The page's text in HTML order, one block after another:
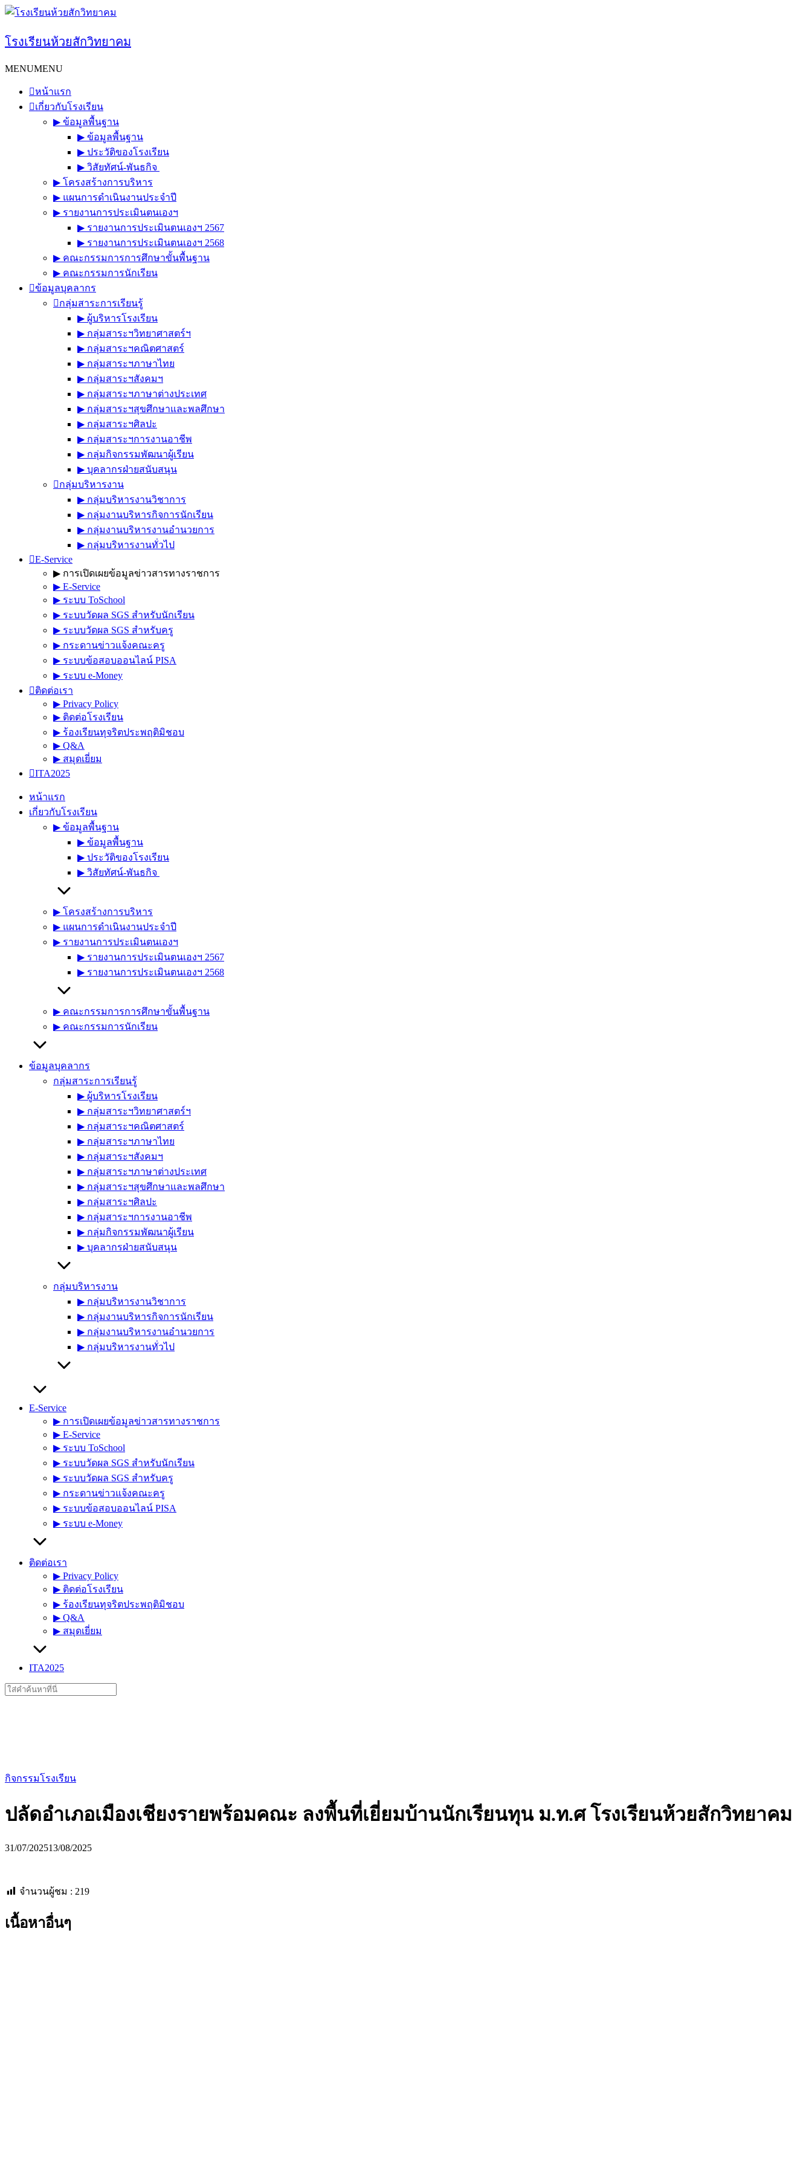
Skip
โรงเรียนห้วยสักวิทยาคม
MENUMENU
หน้าแรก
เกี่ยวกับโรงเรียน
▶︎ ข้อมูลพื้นฐาน
▶︎ ข้อมูลพื้นฐาน
▶︎ ประวัติของโรงเรียน
▶︎ วิสัยทัศน์-พันธกิจ
▶︎ โครงสร้างการบริหาร
▶︎ แผนการดำเนินงานประจำปี
▶︎ รายงานการประเมินตนเองฯ
▶︎ รายงานการประเมินตนเองฯ 2567
▶︎ รายงานการประเมินตนเองฯ 2568
▶︎ คณะกรรมการการศึกษาขั้นพื้นฐาน
▶︎ คณะกรรมการนักเรียน
ข้อมูลบุคลากร
กลุ่มสาระการเรียนรู้
▶︎ ผู้บริหารโรงเรียน
▶︎ กลุ่มสาระฯวิทยาศาสตร์ฯ
▶︎ กลุ่มสาระฯคณิตศาสตร์
▶︎ กลุ่มสาระฯภาษาไทย
▶︎ กลุ่มสาระฯสังคมฯ
▶︎ กลุ่มสาระฯภาษาต่างประเทศ
▶︎ กลุ่มสาระฯสุขศึกษาและพลศึกษา
▶︎ กลุ่มสาระฯศิลปะ
▶︎ กลุ่มสาระฯการงานอาชีพ
▶︎ กลุ่มกิจกรรมพัฒนาผู้เรียน
▶︎ บุคลากรฝ่ายสนับสนุน
กลุ่มบริหารงาน
▶︎ กลุ่มบริหารงานวิชาการ
▶︎ กลุ่มงานบริหารกิจการนักเรียน
▶︎ กลุ่มงานบริหารงานอำนวยการ
▶︎ กลุ่มบริหารงานทั่วไป
E-Service
▶︎ การเปิดเผยข้อมูลข่าวสารทางราชการ
▶︎ E-Service
▶︎ ระบบ ToSchool
▶︎ ระบบวัดผล SGS สำหรับนักเรียน
▶︎ ระบบวัดผล SGS สำหรับครู
▶︎ กระดานข่าวแจ้งคณะครู
▶︎ ระบบข้อสอบออนไลน์ PISA
▶︎ ระบบ e-Money
ติดต่อเรา
▶︎ Privacy Policy
▶︎ ติดต่อโรงเรียน
▶︎ ร้องเรียนทุจริตประพฤติมิชอบ
▶︎ Q&A
▶︎ สมุดเยี่ยม
ITA2025
หน้าแรก
เกี่ยวกับโรงเรียน
▶︎ ข้อมูลพื้นฐาน
▶︎ ข้อมูลพื้นฐาน
▶︎ ประวัติของโรงเรียน
▶︎ วิสัยทัศน์-พันธกิจ
▶︎ โครงสร้างการบริหาร
▶︎ แผนการดำเนินงานประจำปี
▶︎ รายงานการประเมินตนเองฯ
▶︎ รายงานการประเมินตนเองฯ 2567
▶︎ รายงานการประเมินตนเองฯ 2568
▶︎ คณะกรรมการการศึกษาขั้นพื้นฐาน
▶︎ คณะกรรมการนักเรียน
ข้อมูลบุคลากร
กลุ่มสาระการเรียนรู้
▶︎ ผู้บริหารโรงเรียน
▶︎ กลุ่มสาระฯวิทยาศาสตร์ฯ
▶︎ กลุ่มสาระฯคณิตศาสตร์
▶︎ กลุ่มสาระฯภาษาไทย
▶︎ กลุ่มสาระฯสังคมฯ
▶︎ กลุ่มสาระฯภาษาต่างประเทศ
▶︎ กลุ่มสาระฯสุขศึกษาและพลศึกษา
▶︎ กลุ่มสาระฯศิลปะ
▶︎ กลุ่มสาระฯการงานอาชีพ
▶︎ กลุ่มกิจกรรมพัฒนาผู้เรียน
▶︎ บุคลากรฝ่ายสนับสนุน
กลุ่มบริหารงาน
▶︎ กลุ่มบริหารงานวิชาการ
▶︎ กลุ่มงานบริหารกิจการนักเรียน
▶︎ กลุ่มงานบริหารงานอำนวยการ
▶︎ กลุ่มบริหารงานทั่วไป
E-Service
▶︎ การเปิดเผยข้อมูลข่าวสารทางราชการ
▶︎ E-Service
▶︎ ระบบ ToSchool
▶︎ ระบบวัดผล SGS สำหรับนักเรียน
▶︎ ระบบวัดผล SGS สำหรับครู
▶︎ กระดานข่าวแจ้งคณะครู
▶︎ ระบบข้อสอบออนไลน์ PISA
▶︎ ระบบ e-Money
ติดต่อเรา
▶︎ Privacy Policy
▶︎ ติดต่อโรงเรียน
▶︎ ร้องเรียนทุจริตประพฤติมิชอบ
▶︎ Q&A
▶︎ สมุดเยี่ยม
ITA2025
Search
for:
กิจกรรมโรงเรียน
ปลัดอำเภอเมืองเชียงรายพร้อมคณะ ลงพื้นที่เยี่ยมบ้านนักเรียนทุน ม.ท.ศ โรงเรียนห้วยสักวิทยาคม
31/07/202513/08/2025
จำนวนผู้ชม : 219
เนื้อหาอื่นๆ